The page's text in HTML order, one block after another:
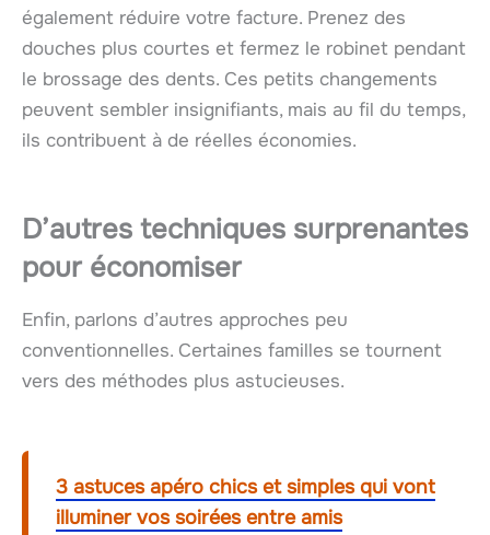
également réduire votre facture. Prenez des
douches plus courtes et fermez le robinet pendant
le brossage des dents. Ces petits changements
peuvent sembler insignifiants, mais au fil du temps,
ils contribuent à de réelles économies.
D’autres techniques surprenantes
pour économiser
Enfin, parlons d’autres approches peu
conventionnelles. Certaines familles se tournent
vers des méthodes plus astucieuses.
3 astuces apéro chics et simples qui vont
illuminer vos soirées entre amis